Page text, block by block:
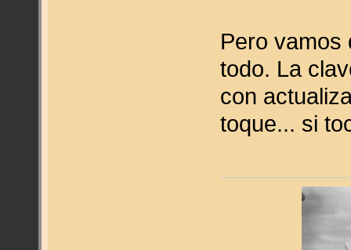
Pero vamos
todo. La
con
toque... si